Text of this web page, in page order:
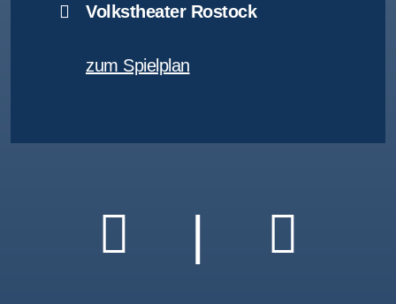
Volkstheater Rostock
zum Spielplan
|